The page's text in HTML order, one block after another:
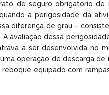
de seguro obrigatório de
a perigosidade da
diferença de grau –
avaliação dessa
a ser desenvolvida no
operação de descarga
equipado com